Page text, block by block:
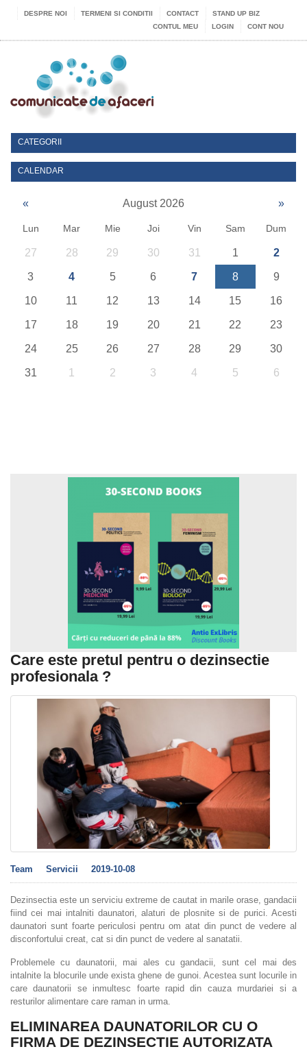
DESPRE NOI TERMENI SI CONDITII CONTACT
STAND UP BIZ
CONTUL MEU
LOGIN CONT NOU
CATEGORII
CALENDAR
« August 2026 »
Lun Mar Mie Joi Vin Sam Dum
27 28 29 30 31 1 2
3 4 5 6 7 8 9
10 11 12 13 14 15 16
17 18 19 20 21 22 23
24 25 26 27 28 29 30
31 1 2 3 4 5 6
Care este pretul pentru o dezinsectie
profesionala ?
Team Servicii 2019-10-08
Dezinsectia este un serviciu extreme de cautat in marile orase, gandacii
fiind cei mai intalniti daunatori, alaturi de plosnite si de purici. Acesti
daunatori sunt foarte periculosi pentru om atat din punct de vedere al
disconfortului creat, cat si din punct de vedere al sanatatii.
Problemele cu daunatorii, mai ales cu gandacii, sunt cel mai des
intalnite la blocurile unde exista ghene de gunoi. Acestea sunt locurile in
care daunatorii se inmultesc foarte rapid din cauza murdariei si a
resturilor alimentare care raman in urma.
ELIMINAREA DAUNATORILOR CU O
FIRMA DE DEZINSECTIE AUTORIZATA